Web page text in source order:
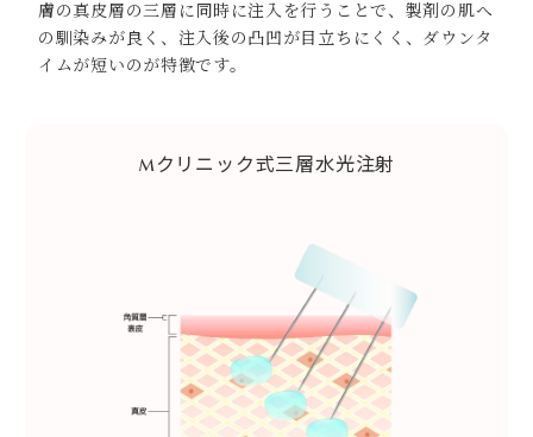
膚の真皮層の三層に同時に注入を行うことで、製剤の肌へ
の馴染みが良く、注入後の凸凹が目立ちにくく、ダウンタ
イムが短いのが特徴です。
Mクリニック式三層水光注射